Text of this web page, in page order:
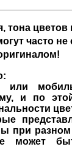
тона цветов
часто не
и по
при
может